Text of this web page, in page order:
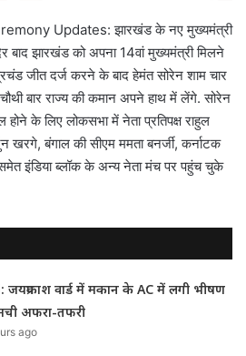
Updates: झारखंड के नए मुख्यमंत्री
झारखंड को अपना 14वां मुख्यमंत्री मिलने
जीत दर्ज करने के बाद हेमंत सोरेन शाम चार
बार राज्य की कमान अपने हाथ में लेंगे. सोरेन
के लिए लोकसभा में नेता प्रतिपक्ष राहुल
खरगे, बंगाल की सीएम ममता बनर्जी, कर्नाटक
इंडिया ब्लॉक के अन्य नेता मंच पर पहुंच चुके
वार्ड में मकान के AC में लगी भीषण
अफरा-तफरी
ago